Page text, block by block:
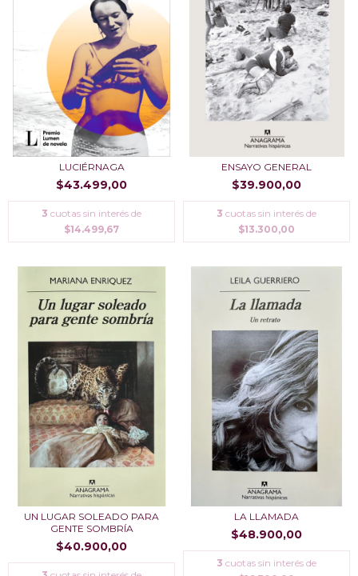
LUCIÉRNAGA
$43.499,00
3 cuotas sin interés de
$14.499,67
ENSAYO GENERAL
$39.900,00
3 cuotas sin interés de
$13.300,00
UN LUGAR SOLEADO PARA
GENTE SOMBRÍA
$40.900,00
LA LLAMADA
$48.900,00
3 cuotas sin interés de